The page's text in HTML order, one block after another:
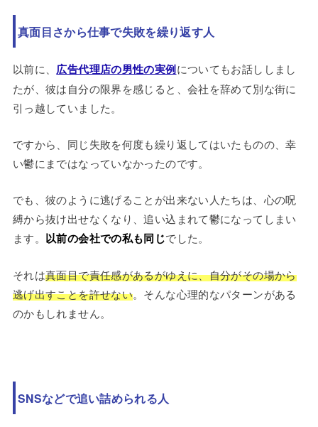
真面目さから仕事で失敗を繰り返す人
以前に、 広告代理店の男性の実例についてもお話ししまし
たが、彼は自分の限界を感じると、会社を辞めて別な街に
引っ越していました。
ですから、同じ失敗を何度も繰り返してはいたものの、幸
い鬱にまではなっていなかったのです。
でも、彼のように逃げることが出来ない人たちは、心の呪
縛から抜け出せなくなり、追い込まれて鬱になってしまい
ます。 以前の会社での私も同じでした。
それは真面目で責任感があるがゆえに、自分がその場から
逃げ出すことを許せない。そんな心理的なパターンがある
のかもしれません。
SNSなどで追い詰められる人